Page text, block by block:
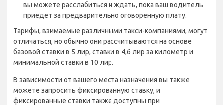
вы можете расслабиться и ждать, пока ваш водитель
приедет за предварительно оговоренную плату.
Тарифы, взимаемые различными такси-компаниями, могут
отличаться, но обычно они рассчитываются на основе
базовой ставки в 5 лир, ставки в 4,6 лир за километр и
минимальной ставки в 10 лир.
В зависимости от вашего места назначения вы также
можете запросить фиксированную ставку, и
фиксированные ставки также доступны при